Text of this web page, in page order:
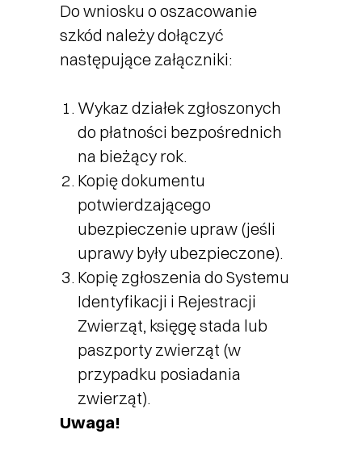
Do wniosku o oszacowanie
szkód należy dołączyć
następujące załączniki:
Wykaz działek zgłoszonych
do płatności bezpośrednich
na bieżący rok.
Kopię dokumentu
potwierdzającego
ubezpieczenie upraw (jeśli
uprawy były ubezpieczone).
Kopię zgłoszenia do Systemu
Identyfikacji i Rejestracji
Zwierząt, księgę stada lub
paszporty zwierząt (w
przypadku posiadania
zwierząt).
Uwaga!